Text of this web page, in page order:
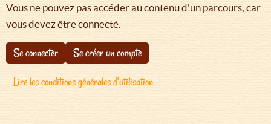
Vous ne pouvez pas accéder au contenu d'un parcours, car
vous devez être connecté.
Se connecter
Se créer un compte
Lire les conditions générales d'utilisation